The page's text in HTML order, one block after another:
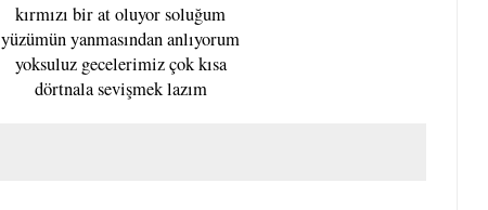
kırmızı bir at oluyor soluğum
yüzümün yanmasından anlıyorum
yoksuluz gecelerimiz çok kısa
dörtnala sevişmek lazım